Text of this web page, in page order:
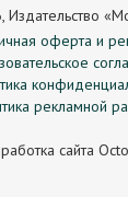
оферта и
рекламной
сайта